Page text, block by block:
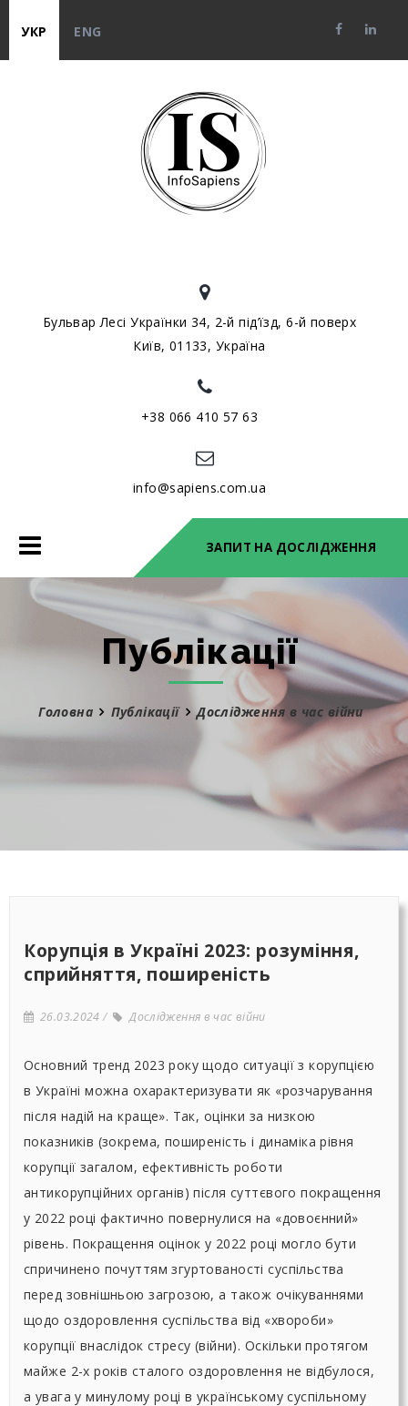
УКР ENG
Бульвар Лесі Українки 34, 2-й під’їзд, 6-й поверх
Київ, 01133, Україна
+38 066 410 57 63
info@sapiens.com.ua
Toggle
navigation
ЗАПИТ НА ДОСЛІДЖЕННЯ
Публікації
Головна Публікації Дослідження в час війни
Корупція в Україні 2023: розуміння,
сприйняття, поширеність
26.03.2024 Дослідження в час війни
Основний тренд 2023 року щодо ситуації з корупцією
в Україні можна охарактеризувати як «розчарування
після надій на краще». Так, оцінки за низкою
показників (зокрема, поширеність і динаміка рівня
корупції загалом, ефективність роботи
антикорупційних органів) після суттєвого покращення
у 2022 році фактично повернулися на «довоєнний»
рівень. Покращення оцінок у 2022 році могло бути
спричинено почуттям згуртованості суспільства
перед зовнішньою загрозою, а також очікуваннями
щодо оздоровлення суспільства від «хвороби»
корупції внаслідок стресу (війни). Оскільки протягом
майже 2-х років сталого оздоровлення не відбулося,
а увага у минулому році в українському суспільному